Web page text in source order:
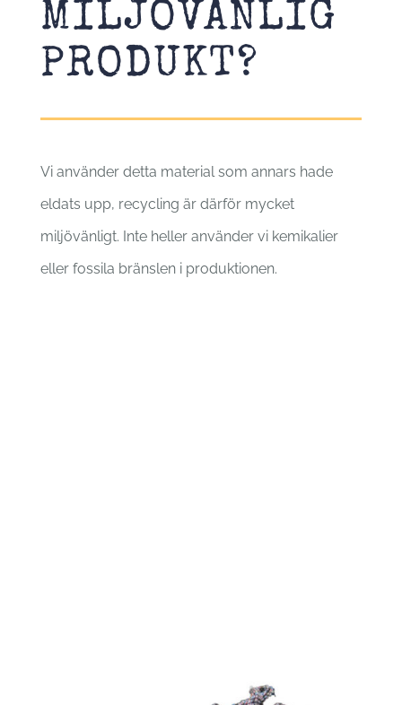
MILJÖVÄNLIG
PRODUKT?
Vi använder detta material som annars hade
eldats upp, recycling är därför mycket
miljövänligt. Inte heller använder vi kemikalier
eller fossila bränslen i produktionen.